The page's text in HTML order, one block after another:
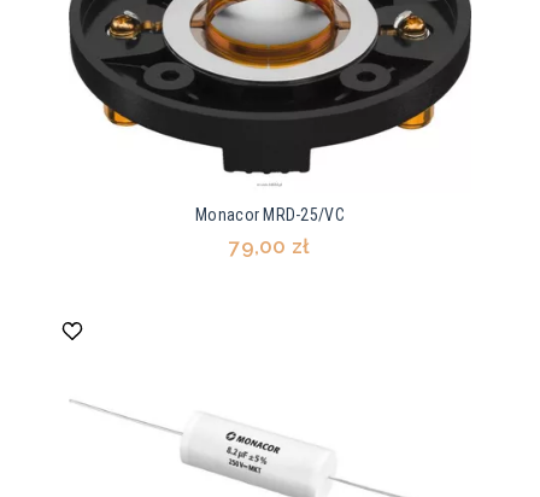
Monacor MRD-25/VC
79,00 zł